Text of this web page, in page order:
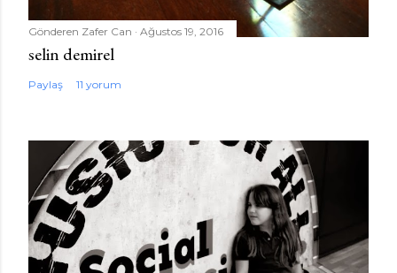
Gönderen Zafer Can Ağustos 19, 2016
selin demirel
Paylaş 11 yorum